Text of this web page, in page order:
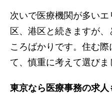
次いで医療機関が多い
区、港区と続きますが
ころばかりです。住む
て、慎重に考えて選びま
東京なら医療事務の求